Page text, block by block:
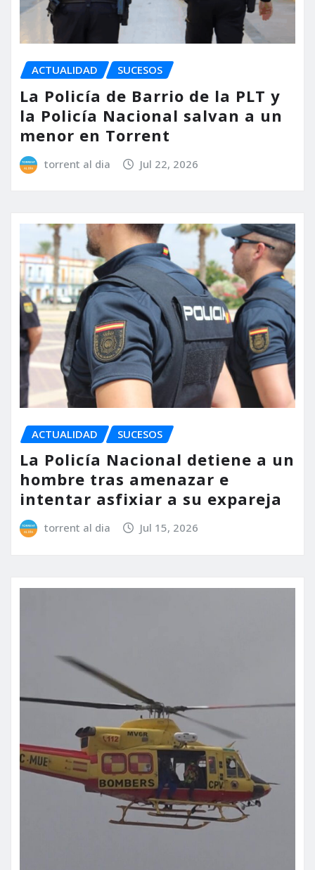
ACTUALIDAD SUCESOS
La Policía de Barrio de la PLT y
la Policía Nacional salvan a un
menor en Torrent
torrent al dia Jul 22, 2026
ACTUALIDAD SUCESOS
La Policía Nacional detiene a un
hombre tras amenazar e
intentar asfixiar a su expareja
torrent al dia Jul 15, 2026